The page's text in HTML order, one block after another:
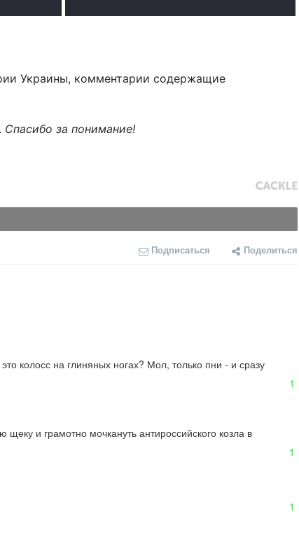
Украины, комментарии содержащие
Спасибо за понимание!
Подписаться Поделиться
колосс на глиняных ногах? Мол, только пни - и сразу
1
и грамотно мочкануть антироссийского козла в
1
1